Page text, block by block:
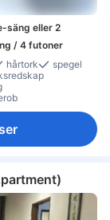
säng eller 2
/ 4 futoner
hårtork
spegel
tillgängliga